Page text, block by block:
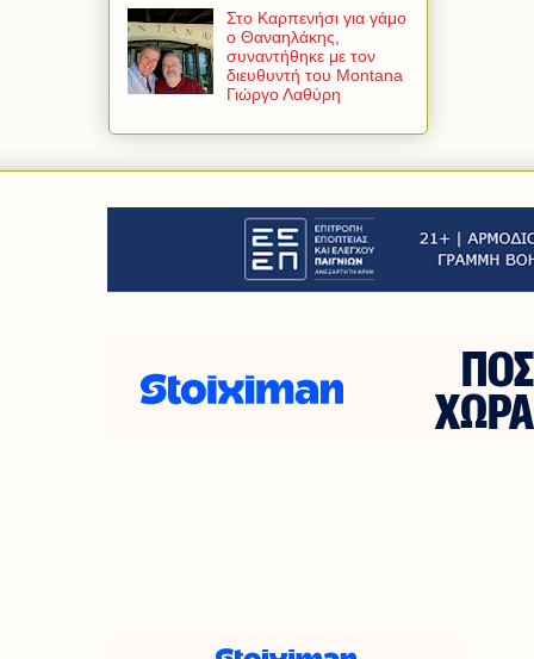
Στο Καρπενήσι για γάμο
ο Θαναηλάκης,
συναντήθηκε με τον
διευθυντή του Montana
Γιώργο Λαθύρη